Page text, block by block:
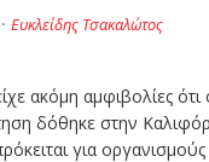
· Ευκλείδης Τσακαλώτος
ακόμη αμφιβολίες
δόθηκε στην
για